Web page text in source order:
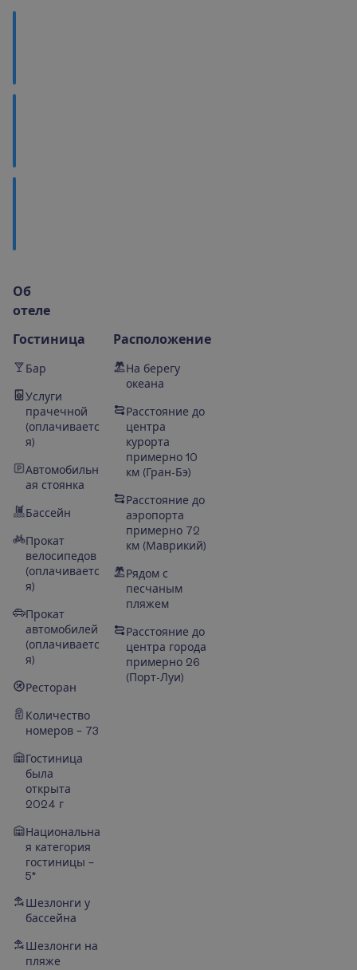
Об
отеле
Гостиница
Бар
Услуги
прачечной
(оплачиваетс
я)
Автомобильн
ая стоянка
Бассейн
Прокат
велосипедов
(оплачиваетс
я)
Прокат
автомобилей
(оплачиваетс
я)
Ресторан
Количество
номеров – 73
Гостиница
была
открыта
2024 г
Национальна
я категория
гостиницы –
5*
Шезлонги у
бассейна
Шезлонги на
пляже
Расположение
На берегу
океана
Расстояние до
центра
курорта
примерно 10
км (Гран-Бэ)
Расстояние до
аэропорта
примерно 72
км (Маврикий)
Рядом с
песчаным
пляжем
Расстояние до
центра города
примерно 26
(Порт-Луи)